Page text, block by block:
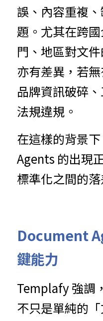
誤、內容重複
題。尤其在跨
門、地區對文
亦有差異，若
品牌資訊破碎
法規違規。
在這樣的背景
Agents 的出現
標準化之間的落
Document
鍵能力
Templafy 強調
不只是單純的